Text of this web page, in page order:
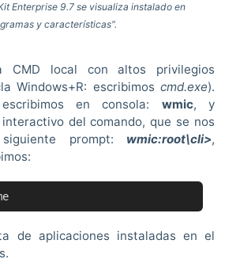
Enterprise 9.7 se visualiza instalado en
y características".
CMD local con altos privilegios
Windows+R: escribimos cmd.exe).
en consola: wmic, y
del comando, que se nos
prompt: wmic:root\cli>,
de aplicaciones instaladas en el